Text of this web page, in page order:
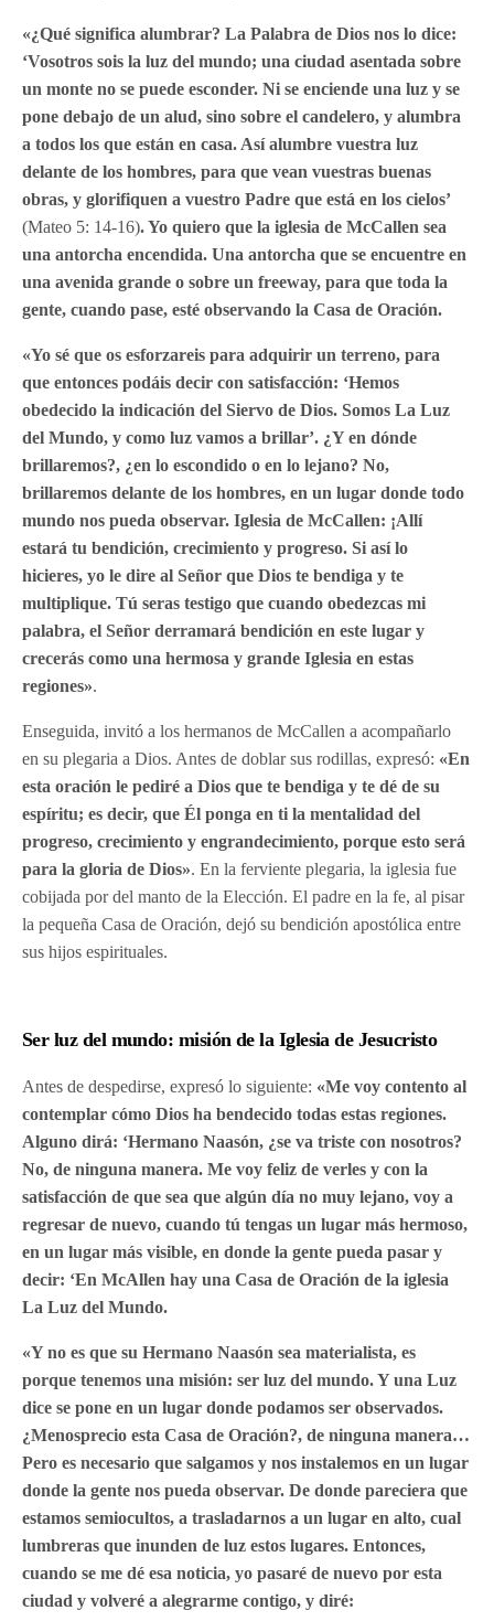
«¿Qué significa alumbrar? La Palabra de Dios nos lo dice:
‘Vosotros sois la luz del mundo; una ciudad asentada sobre
un monte no se puede esconder. Ni se enciende una luz y se
pone debajo de un alud, sino sobre el candelero, y alumbra
a todos los que están en casa. Así alumbre vuestra luz
delante de los hombres, para que vean vuestras buenas
obras, y glorifiquen a vuestro Padre que está en los cielos’
(Mateo 5: 14-16). Yo quiero que la iglesia de McCallen sea
una antorcha encendida. Una antorcha que se encuentre en
una avenida grande o sobre un freeway, para que toda la
gente, cuando pase, esté observando la Casa de Oración.
«Yo sé que os esforzareis para adquirir un terreno, para
que entonces podáis decir con satisfacción: ‘Hemos
obedecido la indicación del Siervo de Dios. Somos La Luz
del Mundo, y como luz vamos a brillar’. ¿Y en dónde
brillaremos?, ¿en lo escondido o en lo lejano? No,
brillaremos delante de los hombres, en un lugar donde todo
mundo nos pueda observar. Iglesia de McCallen: ¡Allí
estará tu bendición, crecimiento y progreso. Si así lo
hicieres, yo le dire al Señor que Dios te bendiga y te
multiplique. Tú seras testigo que cuando obedezcas mi
palabra, el Señor derramará bendición en este lugar y
crecerás como una hermosa y grande Iglesia en estas
regiones».
Enseguida, invitó a los hermanos de McCallen a acompañarlo
en su plegaria a Dios. Antes de doblar sus rodillas, expresó: «En
esta oración le pediré a Dios que te bendiga y te dé de su
espíritu; es decir, que Él ponga en ti la mentalidad del
progreso, crecimiento y engrandecimiento, porque esto será
para la gloria de Dios». En la ferviente plegaria, la iglesia fue
cobijada por del manto de la Elección. El padre en la fe, al pisar
la pequeña Casa de Oración, dejó su bendición apostólica entre
sus hijos espirituales.
Ser luz del mundo: misión de la Iglesia de Jesucristo
Antes de despedirse, expresó lo siguiente: «Me voy contento al
contemplar cómo Dios ha bendecido todas estas regiones.
Alguno dirá: ‘Hermano Naasón, ¿se va triste con nosotros?
No, de ninguna manera. Me voy feliz de verles y con la
satisfacción de que sea que algún día no muy lejano, voy a
regresar de nuevo, cuando tú tengas un lugar más hermoso,
en un lugar más visible, en donde la gente pueda pasar y
decir: ‘En McAllen hay una Casa de Oración de la iglesia
La Luz del Mundo.
«Y no es que su Hermano Naasón sea materialista, es
porque tenemos una misión: ser luz del mundo. Y una Luz
dice se pone en un lugar donde podamos ser observados.
¿Menosprecio esta Casa de Oración?, de ninguna manera…
Pero es necesario que salgamos y nos instalemos en un lugar
donde la gente nos pueda observar. De donde pareciera que
estamos semiocultos, a trasladarnos a un lugar en alto, cual
lumbreras que inunden de luz estos lugares. Entonces,
cuando se me dé esa noticia, yo pasaré de nuevo por esta
ciudad y volveré a alegrarme contigo, y diré: